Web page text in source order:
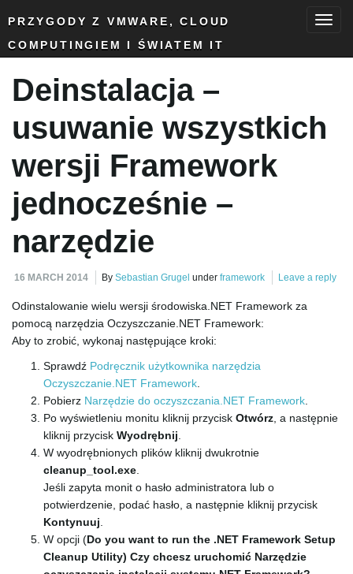
PRZYGODY Z VMWARE, CLOUD
COMPUTINGIEM I ŚWIATEM IT
Deinstalacja –
usuwanie wszystkich
wersji Framework
jednocześnie –
narzędzie
16 MARCH 2014 By Sebastian Grugel under framework Leave a reply
Odinstalowanie wielu wersji środowiska.NET Framework za
pomocą narzędzia Oczyszczanie.NET Framework:
Aby to zrobić, wykonaj następujące kroki:
Sprawdź Podręcznik użytkownika narzędzia
Oczyszczanie.NET Framework
Pobierz Narzędzie do oczyszczania.NET Framework
Po wyświetleniu monitu kliknij przycisk Otwórz , a następnie
kliknij przycisk Wyodrębnij
W wyodrębnionych plików kliknij dwukrotnie
cleanup_tool.exe
Jeśli zapyta monit o hasło administratora lub o
potwierdzenie, podać hasło, a następnie kliknij przycisk
Kontynuuj
W opcji (Do you want to run the .NET Framework Setup
Cleanup Utility) Czy chcesz uruchomić Narzędzie